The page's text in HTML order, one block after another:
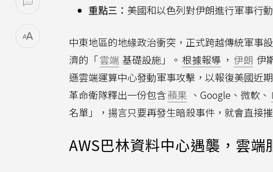
重點三： 美國和以色列對伊朗進行軍事行
中東地區的地緣政治衝突，正式跨越傳統軍事
濟的「雲端 基礎設施」。 根據報導 ， 伊朗 伊
遜雲端運算中心發動軍事攻擊，以報復美國近
革命衛隊釋出一份包含蘋果 、Google、微軟、
名單」，揚言只要再發生暗殺事件，就會直接
AWS巴林資料中心遇襲，雲端